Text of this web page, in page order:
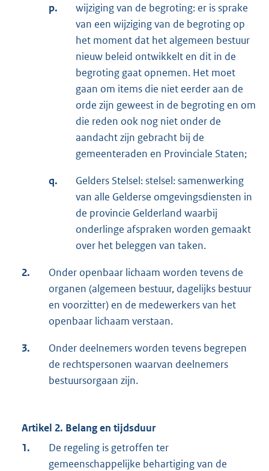
p.
wijziging van de begroting: er is sprake
van een wijziging van de begroting op
het moment dat het algemeen bestuur
nieuw beleid ontwikkelt en dit in de
begroting gaat opnemen. Het moet
gaan om items die niet eerder aan de
orde zijn geweest in de begroting en om
die reden ook nog niet onder de
aandacht zijn gebracht bij de
gemeenteraden en Provinciale Staten;
q.
Gelders Stelsel: stelsel: samenwerking
van alle Gelderse omgevingsdiensten in
de provincie Gelderland waarbij
onderlinge afspraken worden gemaakt
over het beleggen van taken.
2.
Onder openbaar lichaam worden tevens de
organen (algemeen bestuur, dagelijks bestuur
en voorzitter) en de medewerkers van het
openbaar lichaam verstaan.
3.
Onder deelnemers worden tevens begrepen
de rechtspersonen waarvan deelnemers
bestuursorgaan zijn.
Artikel 2. Belang en tijdsduur
1.
De regeling is getroffen ter
gemeenschappelijke behartiging van de